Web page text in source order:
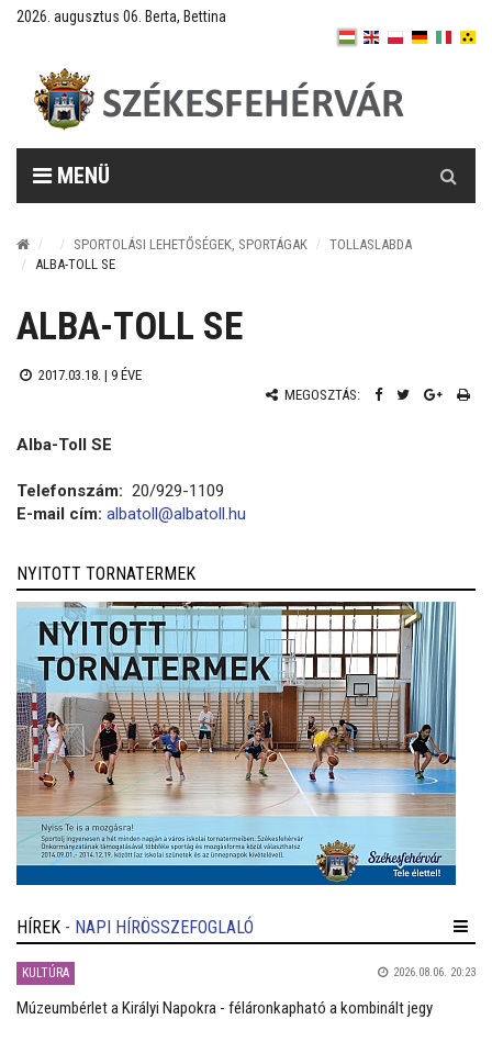
2026. augusztus 06. Berta, Bettina
MENÜ
SPORTOLÁSI LEHETŐSÉGEK, SPORTÁGAK
TOLLASLABDA
ALBA-TOLL SE
ALBA-TOLL SE
2017.03.18. | 9 ÉVE
MEGOSZTÁS:
Alba-Toll SE
Telefonszám: 20/929-1109
E-mail cím: albatoll@albatoll.hu
NYITOTT TORNATERMEK
HÍREK - NAPI HÍRÖSSZEFOGLALÓ
KULTÚRA 2026.08.06. 20:23
Múzeumbérlet a Királyi Napokra - féláronkapható a kombinált jegy